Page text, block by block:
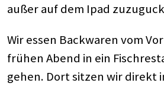
außer auf dem Ipad
Wir essen Backwaren vom
frühen Abend in ein
gehen. Dort sitzen wir direkt